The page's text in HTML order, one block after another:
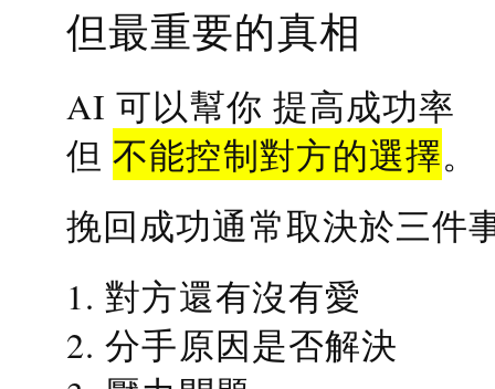
但最重要的真相
AI 可以幫你 提高成功率
但不能控制對方的選擇。
挽回成功通常取決於三件
1. 對方還有沒有愛
2. 分手原因是否解決